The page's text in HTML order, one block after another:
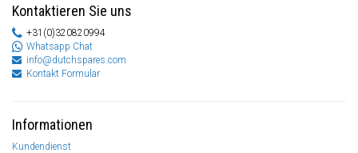
Kontaktieren Sie uns
+31(0)320820994
Whatsapp Chat
info@dutchspares.com
Kontakt Formular
Informationen
Kundendienst